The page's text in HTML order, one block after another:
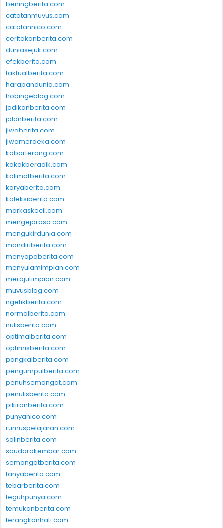
beningberita.com
catatanmuvus.com
catatannico.com
ceritakanberita.com
duniasejuk.com
efekberita.com
faktualberita.com
harapandunia.com
hobingeblog.com
jadikanberita.com
jalanberita.com
jiwaberita.com
jiwamerdeka.com
kabarterang.com
kakakberadik.com
kalimatberita.com
karyaberita.com
koleksiberita.com
markaskecil.com
mengejarasa.com
mengukirdunia.com
mandiriberita.com
menyapaberita.com
menyulamimpian.com
merajutimpian.com
muvusblog.com
ngetikberita.com
normalberita.com
nulisberita.com
optimalberita.com
optimisberita.com
pangkalberita.com
pengumpulberita.com
penuhsemangat.com
penulisberita.com
pikiranberita.com
punyanico.com
rumuspelajaran.com
salinberita.com
saudarakembar.com
semangatberita.com
tanyaberita.com
tebarberita.com
teguhpunya.com
temukanberita.com
terangkanhati.com